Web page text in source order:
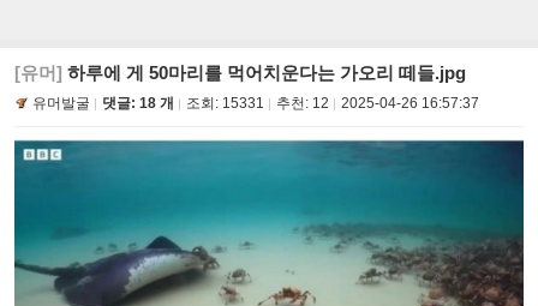
[유머] 하루에 게 50마리를 먹어치운다는 가오리 떼들.jpg
유머발굴 댓글: 18 개 조회: 15331 추천: 12 2025-04-26 16:57:37